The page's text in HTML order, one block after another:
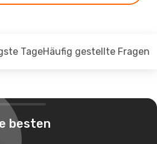
TageHäufig gestellte Fragen
besten